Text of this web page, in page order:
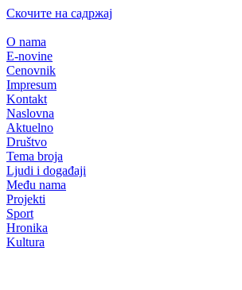
Скочите на садржај
O nama
E-novine
Cenovnik
Impresum
Kontakt
Naslovna
Aktuelno
Društvo
Tema broja
Ljudi i događaji
Među nama
Projekti
Sport
Hronika
Kultura